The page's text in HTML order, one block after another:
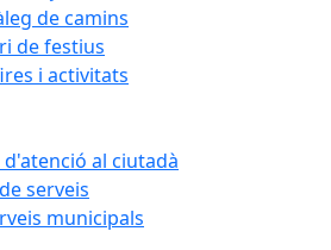
de camins
de festius
i activitats
al ciutadà
serveis
municipals